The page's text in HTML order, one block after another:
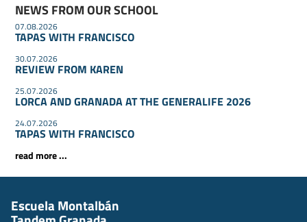
NEWS FROM OUR SCHOOL
07.08.2026
TAPAS WITH FRANCISCO
30.07.2026
REVIEW FROM KAREN
25.07.2026
LORCA AND GRANADA AT THE GENERALIFE 2026
24.07.2026
TAPAS WITH FRANCISCO
read more ...
Escuela Montalbán